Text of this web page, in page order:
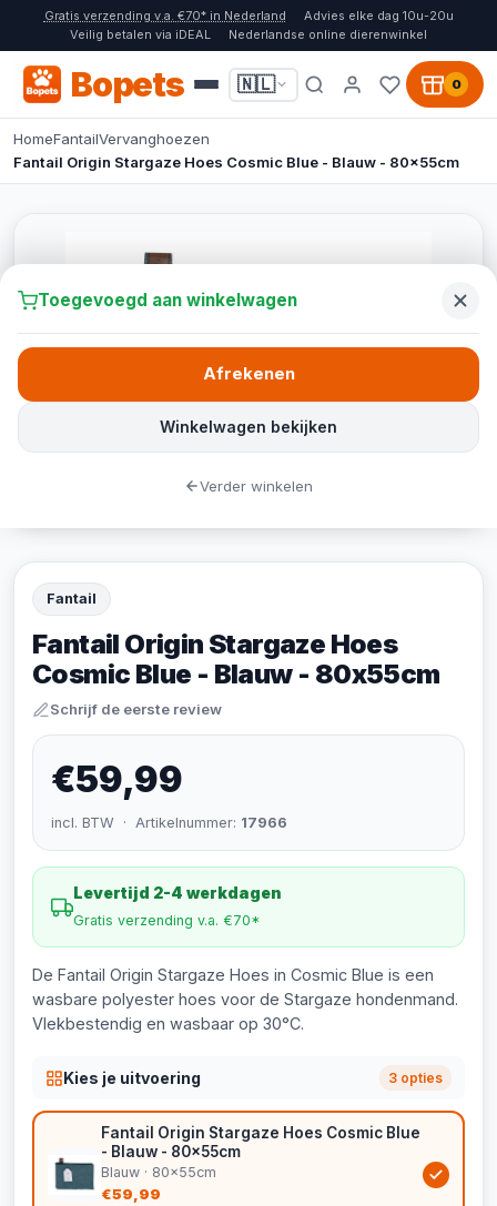
Gratis verzending v.a. €70* in Nederland
Advies elke dag 10u-20u
Veilig betalen via iDEAL
Nederlandse online dierenwinkel
Bopets 🇳🇱 0
HomeFantailVervanghoezen
Fantail Origin Stargaze Hoes Cosmic Blue - Blauw - 80x55cm
Fantail
Fantail Origin Stargaze Hoes
Cosmic Blue - Blauw - 80x55cm
Schrijf de eerste review
€59,99
incl. BTW · Artikelnummer: 17966
Levertijd 2-4 werkdagen
Gratis verzending v.a. €70*
De Fantail Origin Stargaze Hoes in Cosmic Blue is een
wasbare polyester hoes voor de Stargaze hondenmand.
Vlekbestendig en wasbaar op 30°C.
Kies je uitvoering 3 opties
Fantail Origin Stargaze Hoes Cosmic Blue
- Blauw - 80x55cm
Blauw · 80x55cm
€59,99
Toegevoegd aan winkelwagen
Winkelwagen bekijken
Afrekenen
Verder winkelen